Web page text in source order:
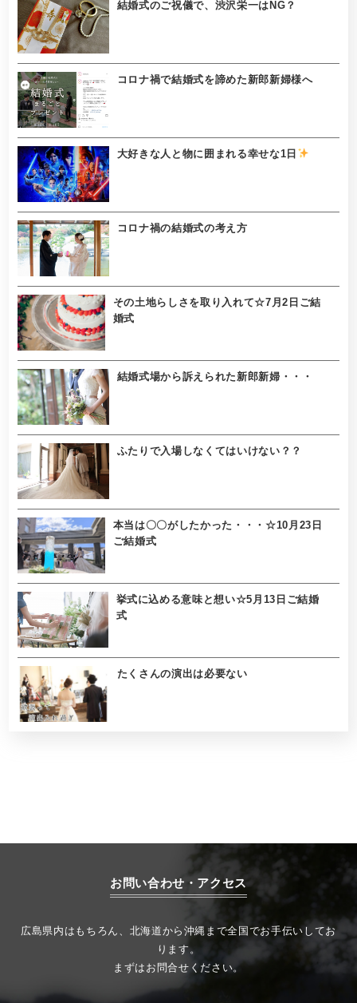
結婚式のご祝儀で、渋沢栄一はNG？
コロナ禍で結婚式を諦めた新郎新婦様へ
大好きな人と物に囲まれる幸せな1日
コロナ禍の結婚式の考え方
その土地らしさを取り入れて☆7月2日ご結
婚式
結婚式場から訴えられた新郎新婦・・・
ふたりで入場しなくてはいけない？？
本当は〇〇がしたかった・・・☆10月23日
ご結婚式
挙式に込める意味と想い☆5月13日ご結婚
式
たくさんの演出は必要ない
お問い合わせ・アクセス
広島県内はもちろん、北海道から沖縄まで全国でお手伝いしてお
ります。
まずはお問合せください。